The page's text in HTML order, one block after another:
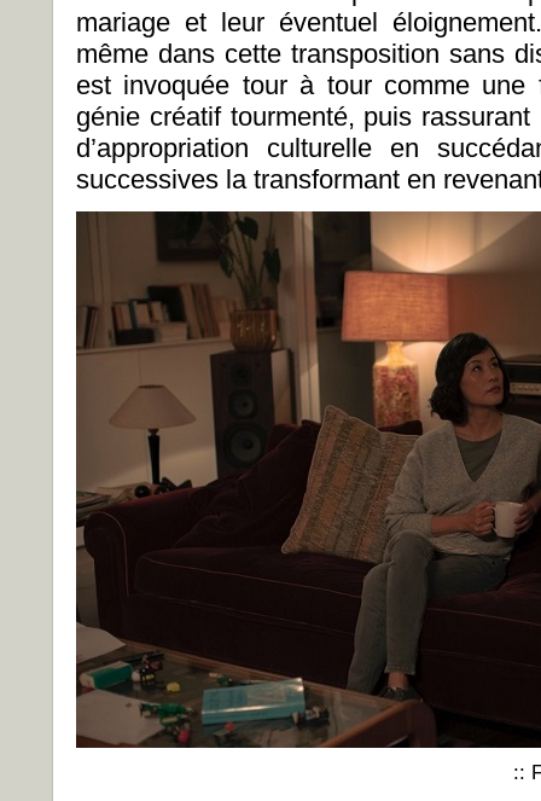
mariage et leur éventuel
même dans cette transposition sans
est invoquée tour à tour comme une
génie créatif tourmenté, puis rassurant
d’appropriation culturelle en
successives la transformant en
::